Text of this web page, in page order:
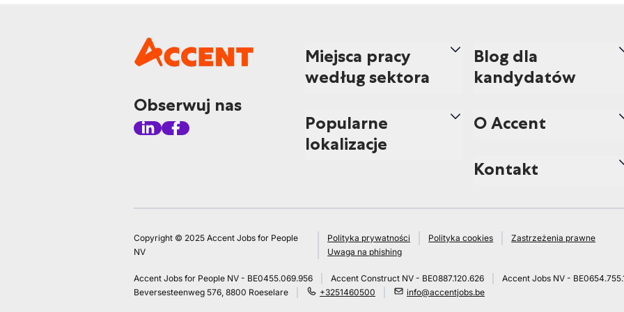
Obserwuj nas
Miejsca pracy
według sektora
Popularne
lokalizacje
Blog dla
kandydatów
O Accent
Kontakt
Copyright © 2025 Accent Jobs for People
NV
Polityka prywatności Polityka cookies
Zastrzeżenia prawne
Uwaga na phishing
Accent Jobs for People NV - BE0455.069.956 Accent Construct NV - BE0887.120.626
Accent Jobs NV -
Beversesteenweg 576, 8800 Roeselare
+3251460500 info@accentjobs.be